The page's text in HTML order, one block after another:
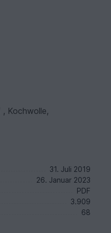
Kochwolle,
31. Juli 2019
26. Januar 2023
PDF
3.909
68